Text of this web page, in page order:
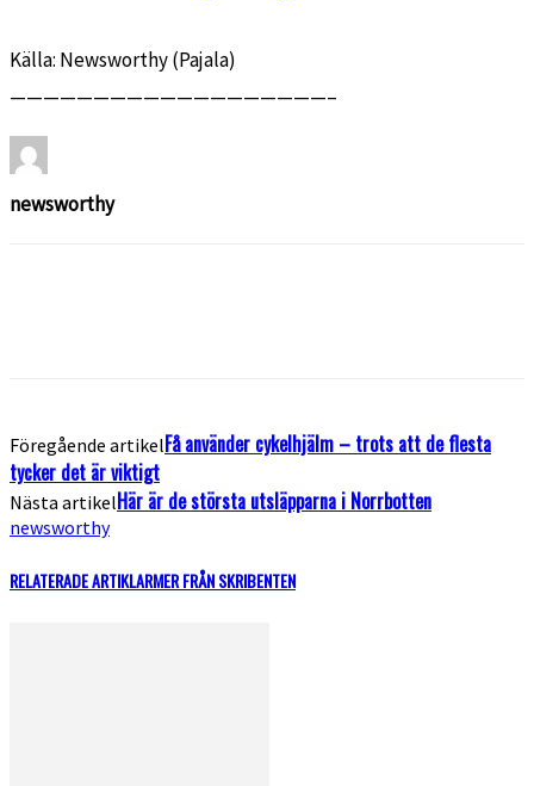
Källa: Newsworthy (Pajala)
———————————————————–
newsworthy
Föregående artikelFå använder cykelhjälm – trots att de flesta
tycker det är viktigt
Nästa artikelHär är de största utsläpparna i Norrbotten
newsworthy
RELATERADE ARTIKLARMER FRÅN SKRIBENTEN